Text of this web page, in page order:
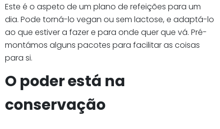
Este é o aspeto de um plano de refeições para um
dia. Pode torná-lo vegan ou sem lactose, e adaptá-lo
ao que estiver a fazer e para onde quer que vá. Pré-
montámos alguns pacotes para facilitar as coisas
para si.
O poder está na
conservação